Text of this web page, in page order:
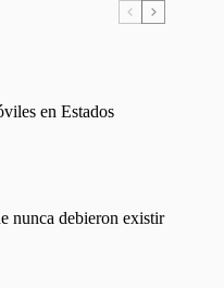
en Estados
nunca debieron existir